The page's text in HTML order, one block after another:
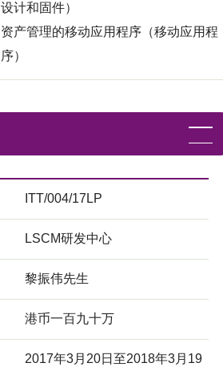
设计和固件）
资产管理的移动应用程序（移动应用程
序）
ITT/004/17LP
LSCM研发中心
黎振伟先生
港币一百九十万
2017年3月20日至2018年3月19